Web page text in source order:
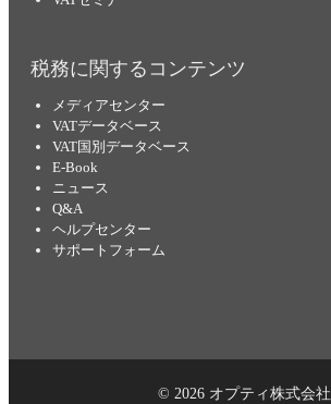
税務に関するコンテンツ
メディアセンター
VATデータベース
VAT国別データベース
E-Book
ニュース
Q&A
ヘルプセンター
サポートフォーム
© 2026 オプティ株式会社